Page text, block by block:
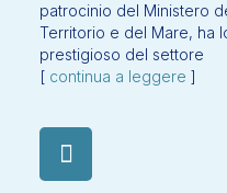
patrocinio del Ministero
Territorio e del Mare, ha
prestigioso del settore
[ continua a leggere ]